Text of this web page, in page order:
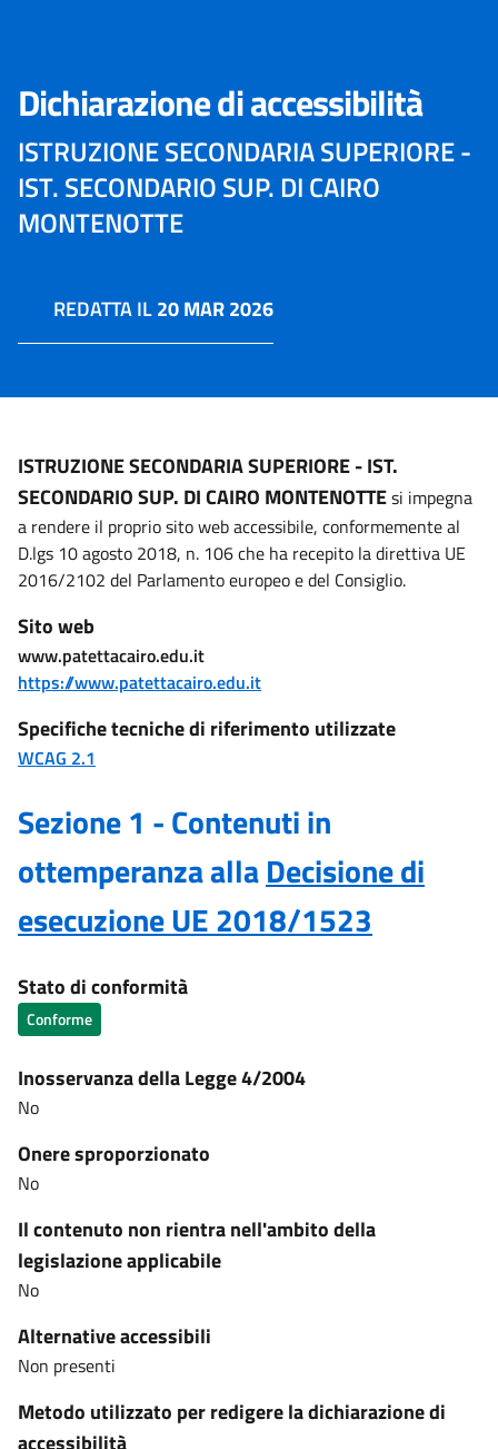
Dichiarazione di accessibilità
ISTRUZIONE SECONDARIA SUPERIORE -
IST. SECONDARIO SUP. DI CAIRO
MONTENOTTE
REDATTA IL20 MAR 2026
ISTRUZIONE SECONDARIA SUPERIORE - IST.
SECONDARIO SUP. DI CAIRO MONTENOTTEsi impegna
a rendere il proprio sito web accessibile, conformemente al
D.lgs 10 agosto 2018, n. 106 che ha recepito la direttiva UE
2016/2102 del Parlamento europeo e del Consiglio.
Sito web
www.patettacairo.edu.it
https://www.patettacairo.edu.it
Specifiche tecniche di riferimento utilizzate
WCAG 2.1
Sezione 1 - Contenuti in
ottemperanza allaDecisione di
esecuzione UE 2018/1523
Stato di conformità
Conforme
Inosservanza della Legge 4/2004
No
Onere sproporzionato
No
Il contenuto non rientra nell'ambito della
legislazione applicabile
No
Alternative accessibili
Non presenti
Metodo utilizzato per redigere la dichiarazione di
accessibilità